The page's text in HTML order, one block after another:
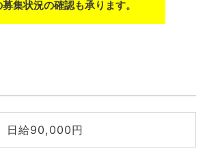
集状況の確認も承ります。
日給90,000円